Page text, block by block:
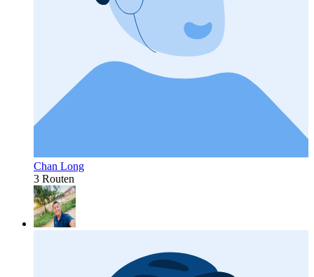
Chan Long
3 Routen